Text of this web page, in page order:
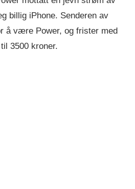
billig iPhone. Senderen av
å være Power, og frister med
3500 kroner.